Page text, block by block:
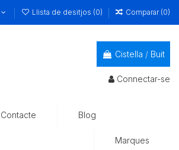
Llista de desitjos (0) Comparar (0)
Cistella / Buit
Connectar-se
Contacte Blog
Marques